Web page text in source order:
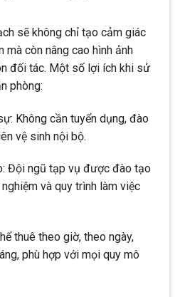
sẽ không chỉ tạo cảm giác
mà còn nâng cao hình ảnh
đối tác. Một số lợi ích khi sử
phòng:
Không cần tuyển dụng, đào
vệ sinh nội bộ.
Đội ngũ tạp vụ được đào tạo
và quy trình làm việc
thuê theo giờ, theo ngày,
phù hợp với mọi quy mô